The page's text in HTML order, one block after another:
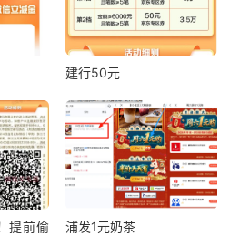
建行50元
提前偷
浦发1元奶茶